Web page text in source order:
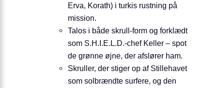
Erva, Korath) i turkis rustning på
mission.
Talos i både skrull-form og forklædt
som S.H.I.E.L.D.-chef Keller – spot
de grønne øjne, der afslører ham.
Skruller, der stiger op af Stillehavet
som solbrændte surfere, og den